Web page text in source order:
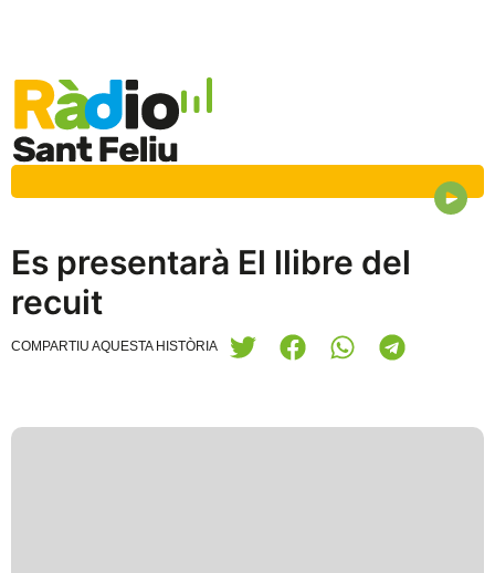
Es presentarà El llibre del
recuit
COMPARTIU AQUESTA HISTÒRIA